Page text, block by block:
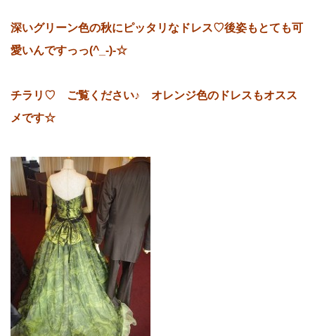
深いグリーン色の秋にピッタリなドレス♡後姿もとても可
愛いんですっっ(^_-)-☆
チラリ♡ ご覧ください♪ オレンジ色のドレスもオスス
メです☆